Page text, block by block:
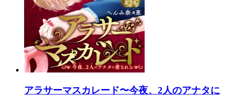
アラサーマスカレード〜今夜、2人のアナタに